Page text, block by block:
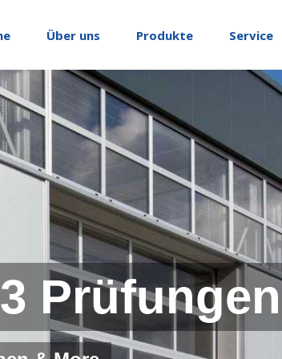
Über uns Produkte Service
Prüfungen